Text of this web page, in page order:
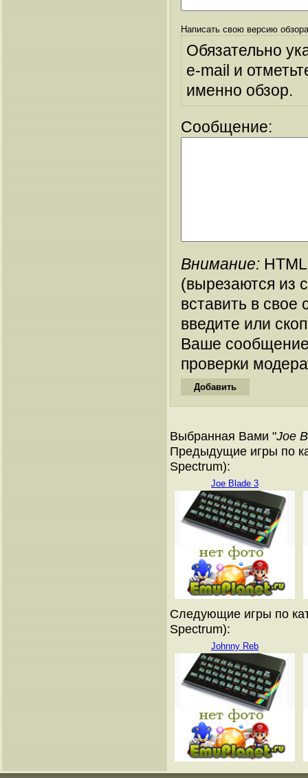
Написать свою версию
Обязательно
e-mail и
именно обзор.
Сообщение:
Внимание:
(вырезаются из
вставить в
введите или
Ваше
проверки
Выбранная Вами "Joe
Предыдущие игры по
Spectrum):
Joe Blade 3
Следующие игры по
Spectrum):
Johnny Reb